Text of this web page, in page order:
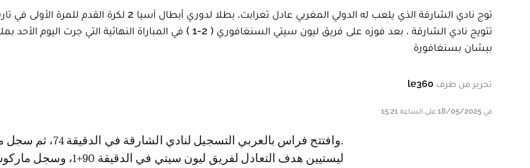
توج نادي الشارقة الذي يلعب له الدولي المغربي عادل تعرابت، بطلا لدوري أبطال آسيا 2 لكرة
تتويج نادي الشارقة ، بعد فوزه على فريق ليون سيتي السنغافوري ( 2-1 ) في المباراة النهائية التي جرت اليوم
بيشان بسنغافورة
تحرير من طرف le360
في 18/05/2025 على الساعة 15:21
.وافتتح فراس بالعربي التسجيل لنادي الشارقة في الدقيقة 74، ثم سجل ماكسيم
ليستيين هدف التعادل لفريق ليون سيتي في الدقيقة 90+1،